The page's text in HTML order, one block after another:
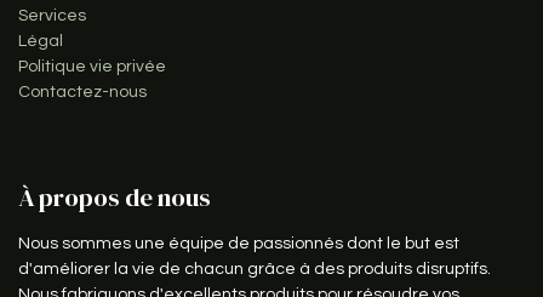
Services
Légal
Politique vie privée
Contactez-nous
À propos de nous
Nous sommes une équipe de passionnés dont le but est
d'améliorer la vie de chacun grâce à des produits disruptifs.